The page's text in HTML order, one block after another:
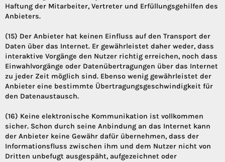
Haftung der Mitarbeiter, Vertreter und Erfüllungsgehilfen des
Anbieters.
(15) Der Anbieter hat keinen Einfluss auf den Transport der
Daten über das Internet. Er gewährleistet daher weder, dass
interaktive Vorgänge den Nutzer richtig erreichen, noch dass
Einwahlvorgänge oder Datenübertragungen über das Internet
zu jeder Zeit möglich sind. Ebenso wenig gewährleistet der
Anbieter eine bestimmte Übertragungsgeschwindigkeit für
den Datenaustausch.
(16) Keine elektronische Kommunikation ist vollkommen
sicher. Schon durch seine Anbindung an das Internet kann
der Anbieter keine Gewähr dafür übernehmen, dass der
Informationsfluss zwischen ihm und dem Nutzer nicht von
Dritten unbefugt ausgespäht, aufgezeichnet oder